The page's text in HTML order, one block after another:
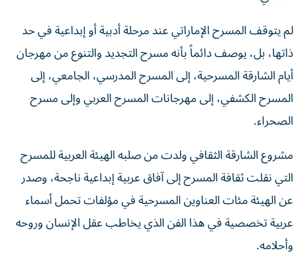
لم يتوقف المسرح الإماراتي عند مرحلة أدبية أو إبداعية في حد
ذاتها، بل، يوصف دائماً بأنه مسرح التجديد والتنوع من مهرجان
أيام الشارقة المسرحية، إلى المسرح المدرسي، الجامعي، إلى
المسرح الكشفي، إلى مهرجانات المسرح العربي وإلى مسرح
الصحراء.
مشروع الشارقة الثقافي ولدت من صلبه الهيئة العربية للمسرح
التي نقلت ثقافة المسرح إلى آفاق عربية إبداعية ناجحة، وصدر
عن الهيئة مئات العناوين المسرحية في مؤلفات تحمل أسماء
عربية تخصصية في هذا الفن الذي يخاطب عقل الإنسان وروحه
وأحلامه.